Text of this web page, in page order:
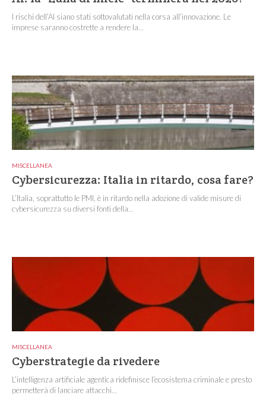
I rischi dell’AI siano stati sottovalutati nella corsa all’innovazione. Le
imprese saranno costrette a rendere la...
MISCELLANEA
Cybersicurezza: Italia in ritardo, cosa fare?
L’Italia, soprattutto le PMI, è in ritardo nella adozione di valide misure di
cybersicurezza su diversi fonti della...
MISCELLANEA
Cyberstrategie da rivedere
L’intelligenza artificiale agentica ridefinisce l’ecosistema criminale e presto
permetterà di lanciare attacchi...